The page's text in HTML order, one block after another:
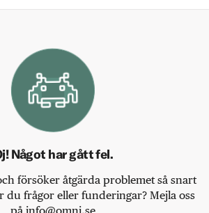
Något har gått fel.
försöker åtgärda problemet så snart
du frågor eller funderingar? Mejla oss